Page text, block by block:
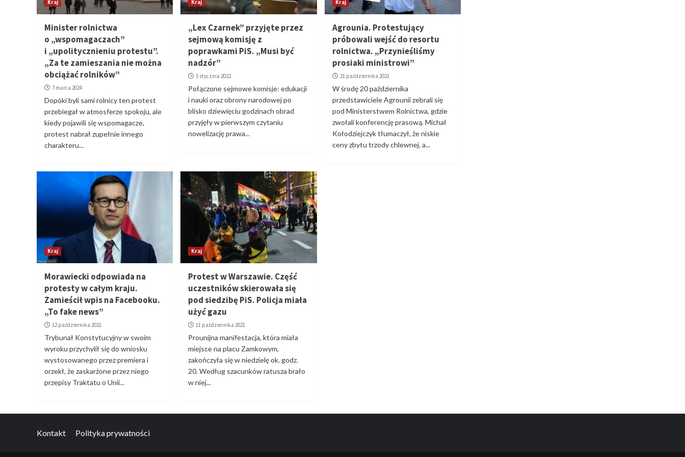
Kraj
Minister rolnictwa
o „wspomagaczach”
i „upolitycznieniu protestu”.
„Za te zamieszania nie można
obciążać rolników”
7 marca 2024
Dopóki byli sami rolnicy ten protest
przebiegał w atmosferze spokoju, ale
kiedy pojawili się wspomagacze,
protest nabrał zupełnie innego
charakteru...
Kraj
„Lex Czarnek” przyjęte przez
sejmową komisję z
poprawkami PiS. „Musi być
nadzór”
5 stycznia 2022
Połączone sejmowe komisje: edukacji
i nauki oraz obrony narodowej po
blisko dziewięciu godzinach obrad
przyjęły w pierwszym czytaniu
nowelizację prawa...
Kraj
Agrounia. Protestujący
próbowali wejść do resortu
rolnictwa. „Przynieśliśmy
prosiaki ministrowi”
21 października 2021
W środę 20 października
przedstawiciele Agrounii zebrali się
pod Ministerstwem Rolnictwa, gdzie
zwołali konferencję prasową. Michał
Kołodziejczyk tłumaczył, że niskie
ceny zbytu trzody chlewnej, a...
Kraj
Morawiecki odpowiada na
protesty w całym kraju.
Zamieścił wpis na Facebooku.
„To fake news”
12 października 2021
Trybunał Konstytucyjny w swoim
wyroku przychylił się do wniosku
wystosowanego przez premiera i
orzekł, że zaskarżone przez niego
przepisy Traktatu o Unii...
Kraj
Protest w Warszawie. Część
uczestników skierowała się
pod siedzibę PiS. Policja miała
użyć gazu
11 października 2021
Prounijna manifestacja, która miała
miejsce na placu Zamkowym,
zakończyła się w niedzielę ok. godz.
20. Według szacunków ratusza brało
w niej...
Kontakt Polityka prywatności